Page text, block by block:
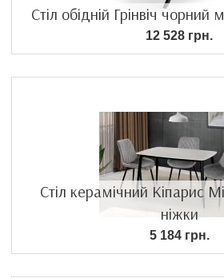
Стіл обідній Грінвіч
12 528 грн.
Стіл керамічний Кіпарис
ніжки
5 184 грн.